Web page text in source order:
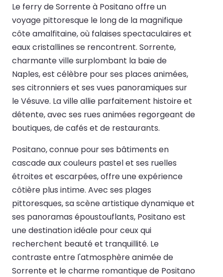
Le ferry de Sorrente à Positano offre un
voyage pittoresque le long de la magnifique
côte amalfitaine, où falaises spectaculaires et
eaux cristallines se rencontrent. Sorrente,
charmante ville surplombant la baie de
Naples, est célèbre pour ses places animées,
ses citronniers et ses vues panoramiques sur
le Vésuve. La ville allie parfaitement histoire et
détente, avec ses rues animées regorgeant de
boutiques, de cafés et de restaurants.
Positano, connue pour ses bâtiments en
cascade aux couleurs pastel et ses ruelles
étroites et escarpées, offre une expérience
côtière plus intime. Avec ses plages
pittoresques, sa scène artistique dynamique et
ses panoramas époustouflants, Positano est
une destination idéale pour ceux qui
recherchent beauté et tranquillité. Le
contraste entre l'atmosphère animée de
Sorrente et le charme romantique de Positano